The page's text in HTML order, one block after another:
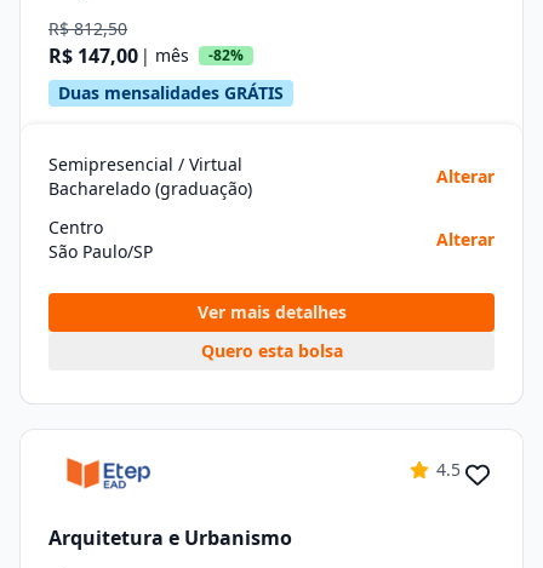
R$ 812,50
R$ 147,00 | mês -82%
Duas mensalidades GRÁTIS
Semipresencial / Virtual
Bacharelado (graduação)
Alterar
Centro
São Paulo/SP
Alterar
Ver mais detalhes
Quero esta bolsa
4.5
Arquitetura e Urbanismo